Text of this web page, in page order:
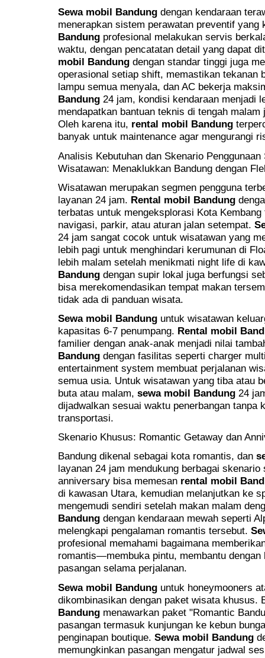
Sewa mobil Bandung dengan kendaraan
menerapkan sistem perawatan preventif yang
Bandung profesional melakukan servis
waktu, dengan pencatatan detail yang dapat
mobil Bandung dengan standar tinggi juga
operasional setiap shift, memastikan tekanan
lampu semua menyala, dan AC bekerja
Bandung 24 jam, kondisi kendaraan menjadi
mendapatkan bantuan teknis di tengah
Oleh karena itu, rental mobil Bandung
banyak untuk maintenance agar mengurangi
Analisis Kebutuhan dan Skenario
Wisatawan: Menaklukkan Bandung dengan
Wisatawan merupakan segmen pengguna
layanan 24 jam. Rental mobil Bandung
terbatas untuk mengeksplorasi Kota
navigasi, parkir, atau aturan jalan setempat.
24 jam sangat cocok untuk wisatawan yang
lebih pagi untuk menghindari kerumunan di
lebih malam setelah menikmati night life di
Bandung dengan supir lokal juga berfungsi
bisa merekomendasikan tempat makan
tidak ada di panduan wisata.
Sewa mobil Bandung untuk wisatawan
kapasitas 6-7 penumpang. Rental mobil
familier dengan anak-anak menjadi nilai
Bandung dengan fasilitas seperti charger
entertainment system membuat perjalanan
semua usia. Untuk wisatawan yang tiba atau
buta atau malam, sewa mobil Bandung 24
dijadwalkan sesuai waktu penerbangan tanpa
transportasi.
Skenario Khusus: Romantic Getaway dan
Bandung dikenal sebagai kota romantis, dan
layanan 24 jam mendukung berbagai
anniversary bisa memesan rental mobil
di kawasan Utara, kemudian melanjutkan ke
mengemudi sendiri setelah makan malam
Bandung dengan kendaraan mewah seperti
melengkapi pengalaman romantis tersebut.
profesional memahami bagaimana
romantis—membuka pintu, membantu dengan
pasangan selama perjalanan.
Sewa mobil Bandung untuk honeymooners
dikombinasikan dengan paket wisata khusus.
Bandung menawarkan paket "Romantic
pasangan termasuk kunjungan ke kebun
penginapan boutique. Sewa mobil Bandung
memungkinkan pasangan mengatur jadwal